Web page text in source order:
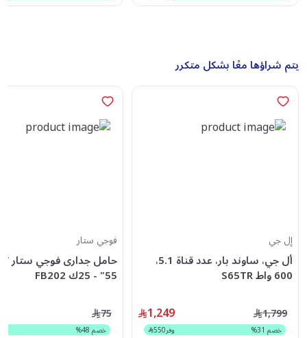
يتم شراؤها معًا بشكل متكرر
إل جي
أل جي، ساوند بار، عدد قناة 5.1،
600 واط S65TR
1,249 1,799
خصم 31
% وفر550
فوجي ستار
55" - 25ك FB202
75
خصم 48
%